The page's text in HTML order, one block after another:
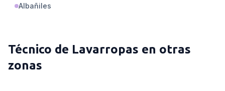
Albañiles
Técnico de Lavarropas en otras
zonas